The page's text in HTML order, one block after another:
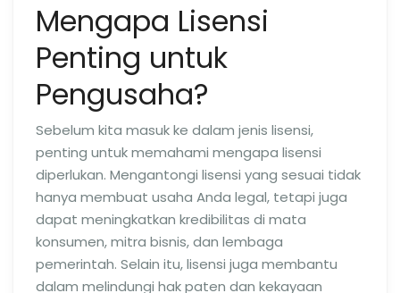
Mengapa Lisensi
Penting untuk
Pengusaha?
Sebelum kita masuk ke dalam jenis lisensi,
penting untuk memahami mengapa lisensi
diperlukan. Mengantongi lisensi yang sesuai tidak
hanya membuat usaha Anda legal, tetapi juga
dapat meningkatkan kredibilitas di mata
konsumen, mitra bisnis, dan lembaga
pemerintah. Selain itu, lisensi juga membantu
dalam melindungi hak paten dan kekayaan